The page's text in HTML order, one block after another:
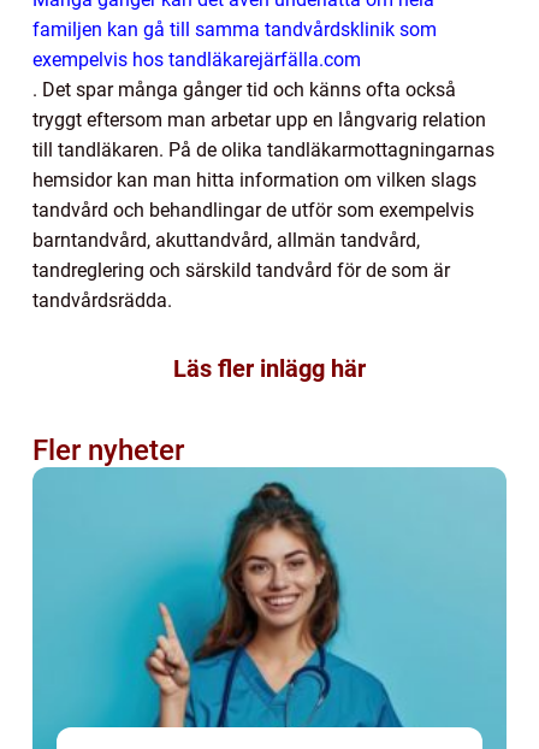
familjen kan gå till samma tandvårdsklinik som
exempelvis hos tandläkarejärfälla.com
. Det spar många gånger tid och känns ofta också
tryggt eftersom man arbetar upp en långvarig relation
till tandläkaren. På de olika tandläkarmottagningarnas
hemsidor kan man hitta information om vilken slags
tandvård och behandlingar de utför som exempelvis
barntandvård, akuttandvård, allmän tandvård,
tandreglering och särskild tandvård för de som är
tandvårdsrädda.
Läs fler inlägg här
Fler nyheter